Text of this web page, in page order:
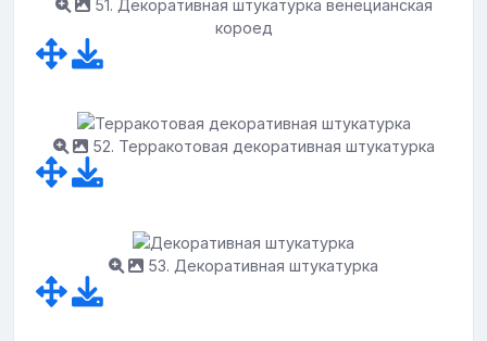
51. Декоративная штукатурка венецианская
короед
52. Терракотовая декоративная штукатурка
53. Декоративная штукатурка